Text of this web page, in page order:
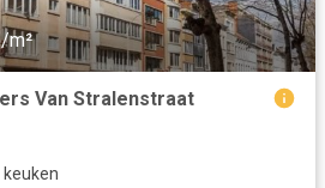
m²
Van Stralenstraat
keuken